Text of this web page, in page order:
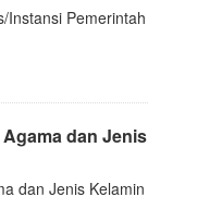
Instansi Pemerintah
dan Jenis
dan Jenis Kelamin